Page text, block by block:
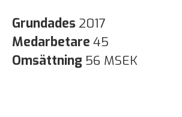
Grundades 2017
Medarbetare 45
Omsättning 56 MSEK